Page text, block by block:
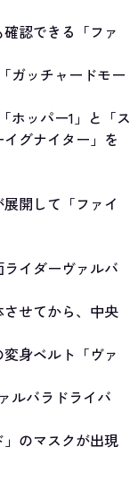
認できる「ファ
ガッチャードモー
ホッパー1」と「ス
グナイター」を
開して「ファイ
イダーヴァルバ
せてから、中央
身ベルト「ヴァ
ルバラドライバ
のマスクが出現